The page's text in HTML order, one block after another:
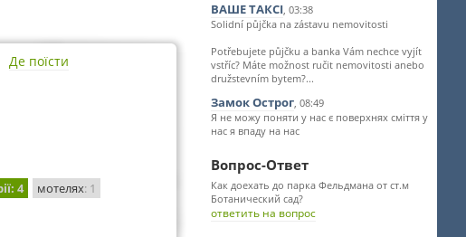
Де поїсти
: 4 мотелях: 1
ВАШЕ ТАКСІ, 03:38
Solidní půjčka na zástavu nemovitosti
Potřebujete půjčku a banka Vám nechce vyjít
vstříc? Máte možnost ručit nemovitosti anebo
družstevním bytem?...
Замок Острог, 08:49
Я не можу поняти у нас є поверхнях сміття у
нас я впаду на нас
Вопрос-Ответ
Как доехать до парка Фельдмана от ст.м
Ботанический сад?
ответить на вопрос